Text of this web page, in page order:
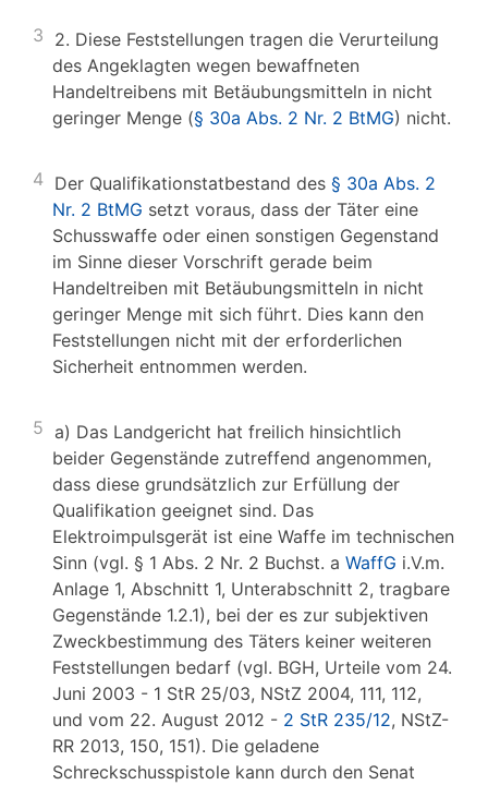
3 2. Diese Feststellungen tragen die Verurteilung
des Angeklagten wegen bewaffneten
Handeltreibens mit Betäubungsmitteln in nicht
geringer Menge (§ 30a Abs. 2 Nr. 2 BtMG) nicht.
4 Der Qualifikationstatbestand des § 30a Abs. 2
Nr. 2 BtMG setzt voraus, dass der Täter eine
Schusswaffe oder einen sonstigen Gegenstand
im Sinne dieser Vorschrift gerade beim
Handeltreiben mit Betäubungsmitteln in nicht
geringer Menge mit sich führt. Dies kann den
Feststellungen nicht mit der erforderlichen
Sicherheit entnommen werden.
5 a) Das Landgericht hat freilich hinsichtlich
beider Gegenstände zutreffend angenommen,
dass diese grundsätzlich zur Erfüllung der
Qualifikation geeignet sind. Das
Elektroimpulsgerät ist eine Waffe im technischen
Sinn (vgl. § 1 Abs. 2 Nr. 2 Buchst. a WaffG i.V.m.
Anlage 1, Abschnitt 1, Unterabschnitt 2, tragbare
Gegenstände 1.2.1), bei der es zur subjektiven
Zweckbestimmung des Täters keiner weiteren
Feststellungen bedarf (vgl. BGH, Urteile vom 24.
Juni 2003 - 1 StR 25/03, NStZ 2004, 111, 112,
und vom 22. August 2012 - 2 StR 235/12, NStZ-
RR 2013, 150, 151). Die geladene
Schreckschusspistole kann durch den Senat